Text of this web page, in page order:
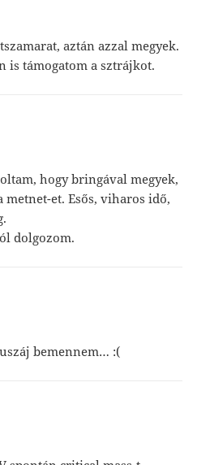
aztán azzal megyek.
is támogatom a sztrájkot.
hogy bringával megyek,
metnet-et. Esős, viharos idő,
dolgozom.
bemennem… :(